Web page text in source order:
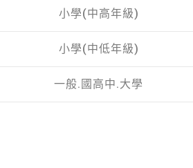
小學(中高年級)
小學(中低年級)
一般.國高中.大學